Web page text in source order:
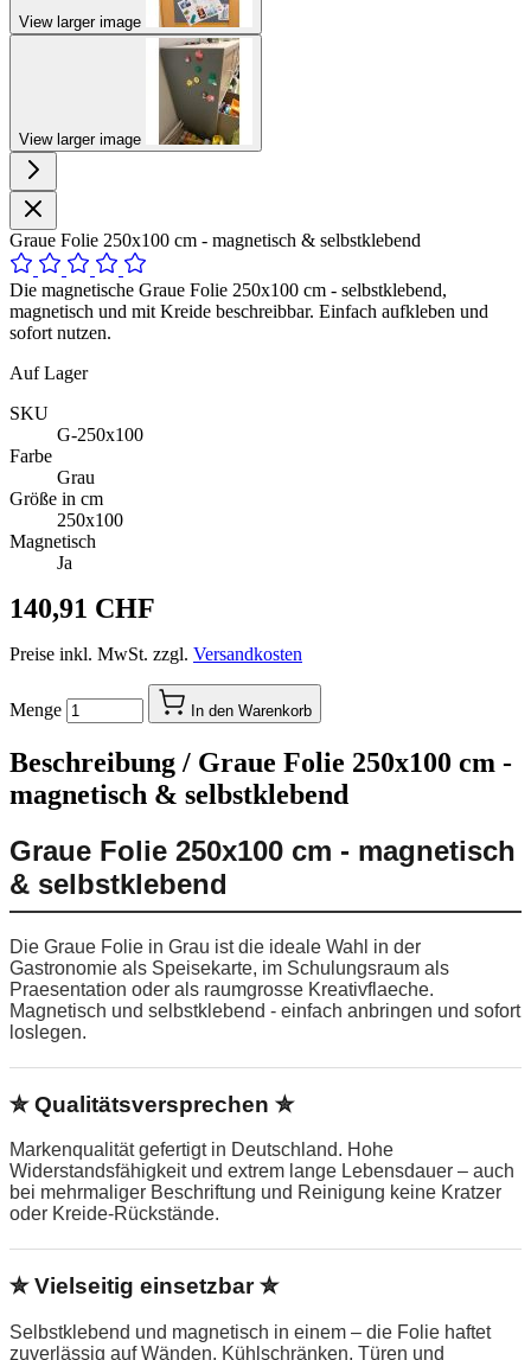
View larger image
View larger image
Graue Folie 250x100 cm - magnetisch & selbstklebend
Die magnetische Graue Folie 250x100 cm - selbstklebend,
magnetisch und mit Kreide beschreibbar. Einfach aufkleben und
sofort nutzen.
Auf Lager
SKU
G-250x100
Farbe
Grau
Größe in cm
250x100
Magnetisch
Ja
140,91 CHF
Preise inkl. MwSt. zzgl. Versandkosten
Menge In den Warenkorb
Beschreibung / Graue Folie 250x100 cm -
magnetisch & selbstklebend
Graue Folie 250x100 cm - magnetisch
& selbstklebend
Die Graue Folie in Grau ist die ideale Wahl in der
Gastronomie als Speisekarte, im Schulungsraum als
Praesentation oder als raumgrosse Kreativflaeche.
Magnetisch und selbstklebend - einfach anbringen und sofort
loslegen.
✮ Qualitätsversprechen ✮
Markenqualität gefertigt in Deutschland. Hohe
Widerstandsfähigkeit und extrem lange Lebensdauer – auch
bei mehrmaliger Beschriftung und Reinigung keine Kratzer
oder Kreide-Rückstände.
✮ Vielseitig einsetzbar ✮
Selbstklebend und magnetisch in einem – die Folie haftet
zuverlässig auf Wänden, Kühlschränken, Türen und